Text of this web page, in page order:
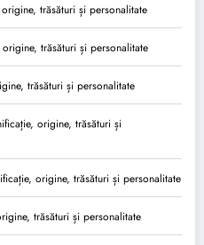
trăsături și personalitate
trăsături și personalitate
trăsături și personalitate
origine, trăsături și
origine, trăsături și personalitate
trăsături și personalitate